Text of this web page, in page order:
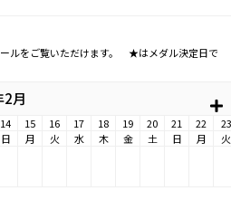
ルをご覧いただけます。 ★はメダル決定日で
月
14 15 16 17 18 19 20 21 22
23
日 月 火 水 木 金 土 日 月 火